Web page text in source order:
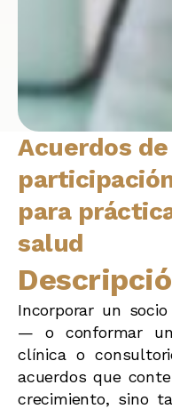
Acuerdos
para
salud
Incorporar un
— o conformar
clínica o
acuerdos que
crecimiento, sino